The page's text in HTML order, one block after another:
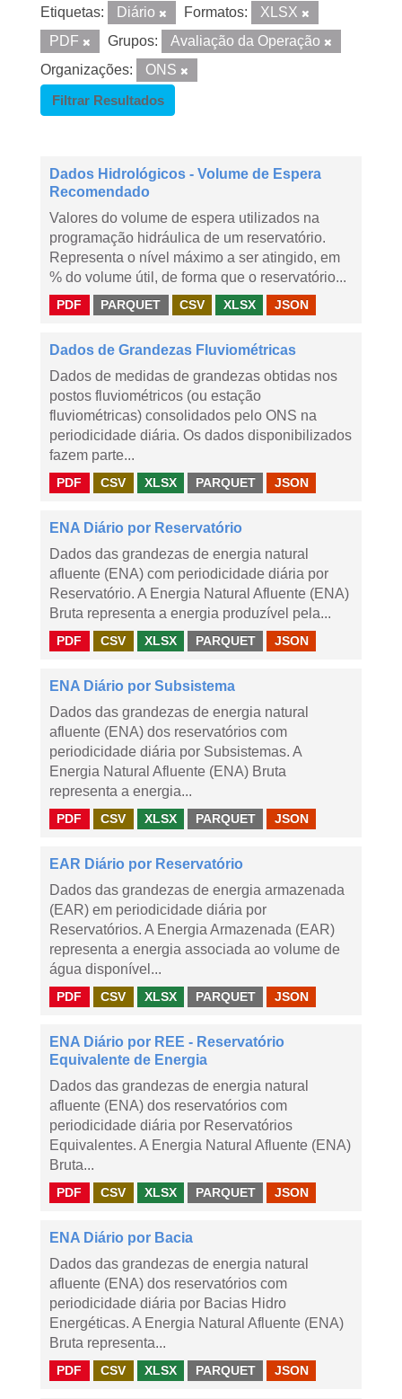
Etiquetas: Diário Formatos:
XLSX
PDF
Grupos:
Avaliação da Operação
Organizações:
ONS
Filtrar Resultados
Dados Hidrológicos - Volume de Espera
Recomendado
Valores do volume de espera utilizados na
programação hidráulica de um reservatório.
Representa o nível máximo a ser atingido, em
% do volume útil, de forma que o reservatório...
PDF PARQUET CSV XLSX JSON
Dados de Grandezas Fluviométricas
Dados de medidas de grandezas obtidas nos
postos fluviométricos (ou estação
fluviométricas) consolidados pelo ONS na
periodicidade diária. Os dados disponibilizados
fazem parte...
PDF CSV XLSX PARQUET JSON
ENA Diário por Reservatório
Dados das grandezas de energia natural
afluente (ENA) com periodicidade diária por
Reservatório. A Energia Natural Afluente (ENA)
Bruta representa a energia produzível pela...
PDF CSV XLSX PARQUET JSON
ENA Diário por Subsistema
Dados das grandezas de energia natural
afluente (ENA) dos reservatórios com
periodicidade diária por Subsistemas. A
Energia Natural Afluente (ENA) Bruta
representa a energia...
PDF CSV XLSX PARQUET JSON
EAR Diário por Reservatório
Dados das grandezas de energia armazenada
(EAR) em periodicidade diária por
Reservatórios. A Energia Armazenada (EAR)
representa a energia associada ao volume de
água disponível...
PDF CSV XLSX PARQUET JSON
ENA Diário por REE - Reservatório
Equivalente de Energia
Dados das grandezas de energia natural
afluente (ENA) dos reservatórios com
periodicidade diária por Reservatórios
Equivalentes. A Energia Natural Afluente (ENA)
Bruta...
PDF CSV XLSX PARQUET JSON
ENA Diário por Bacia
Dados das grandezas de energia natural
afluente (ENA) dos reservatórios com
periodicidade diária por Bacias Hidro
Energéticas. A Energia Natural Afluente (ENA)
Bruta representa...
PDF CSV XLSX PARQUET JSON